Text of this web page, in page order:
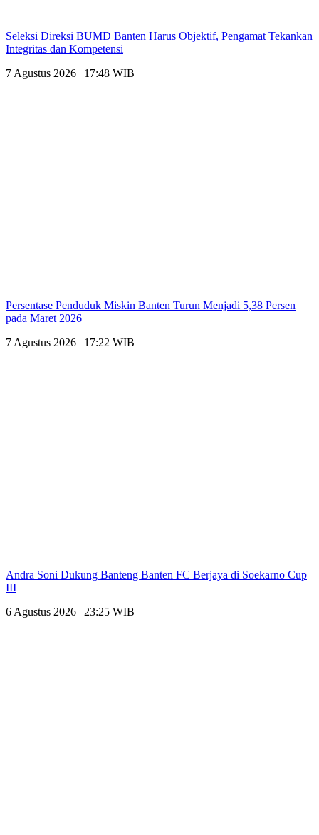
Seleksi Direksi BUMD Banten Harus Objektif, Pengamat Tekankan
Integritas dan Kompetensi
7 Agustus 2026 | 17:48 WIB
Persentase Penduduk Miskin Banten Turun Menjadi 5,38 Persen
pada Maret 2026
7 Agustus 2026 | 17:22 WIB
Andra Soni Dukung Banteng Banten FC Berjaya di Soekarno Cup
III
6 Agustus 2026 | 23:25 WIB